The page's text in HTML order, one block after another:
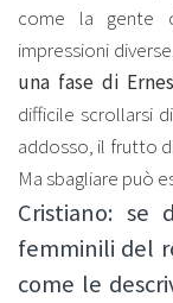
come la gente
impressioni diverse.
una fase di
difficile scrollarsi
addosso, il frutto
Ma sbagliare può
Cristiano: se
femminili del
come le